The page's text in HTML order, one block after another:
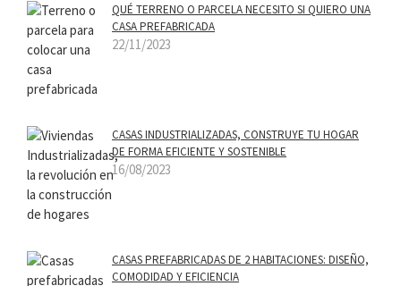
QUÉ TERRENO O PARCELA NECESITO SI QUIERO UNA
CASA PREFABRICADA
22/11/2023
CASAS INDUSTRIALIZADAS, CONSTRUYE TU HOGAR
DE FORMA EFICIENTE Y SOSTENIBLE
16/08/2023
CASAS PREFABRICADAS DE 2 HABITACIONES: DISEÑO,
COMODIDAD Y EFICIENCIA